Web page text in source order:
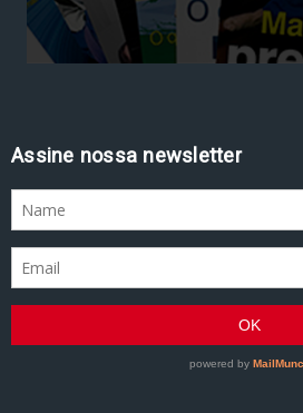
Assine nossa newsletter